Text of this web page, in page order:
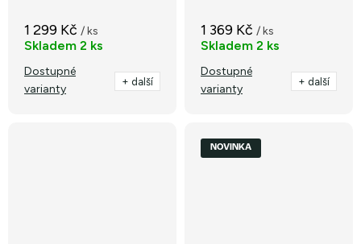
1 299 Kč / ks
Skladem 2 ks
Dostupné
varianty
+ další
1 369 Kč / ks
Skladem 2 ks
Dostupné
varianty
+ další
NOVINKA